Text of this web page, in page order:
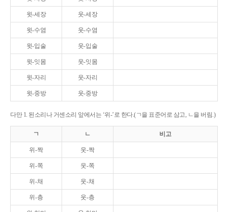
윗-세장 웃-세장
윗-수염 웃-수염
윗-입술 웃-입술
윗-잇몸 웃-잇몸
윗-자리 웃-자리
윗-중방 웃-중방
다만 1. 된소리나 거센소리 앞에서는 ‘위-’로 한다.(ㄱ을 표준어로 삼고, ㄴ을 버림.)
ㄱ ㄴ 비고
위-짝 웃-짝
위-쪽 웃-쪽
위-채 웃-채
위-층 웃-층